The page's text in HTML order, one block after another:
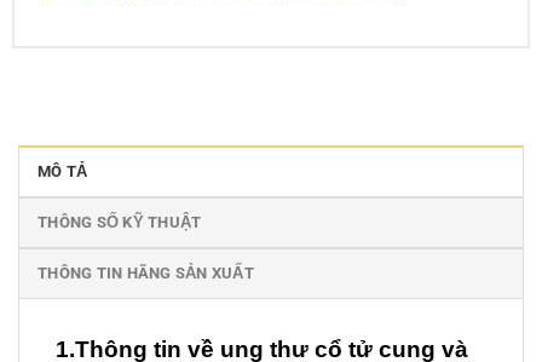
MÔ TẢ
THÔNG SỐ KỸ THUẬT
THÔNG TIN HÃNG SẢN XUẤT
1.Thông tin về ung thư cổ tử cung và